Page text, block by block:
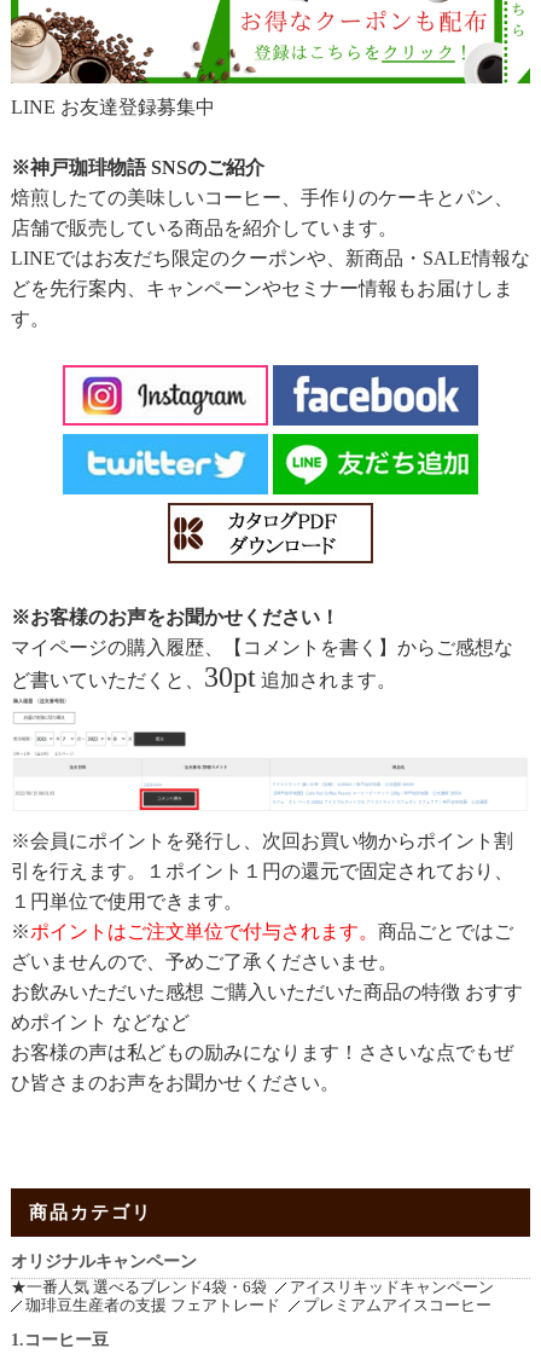
LINE お友達登録募集中
※神戸珈琲物語 SNSのご紹介
焙煎したての美味しいコーヒー、手作りのケーキとパン、
店舗で販売している商品を紹介しています。
LINEではお友だち限定のクーポンや、新商品・SALE情報な
どを先行案内、キャンペーンやセミナー情報もお届けしま
す。
※お客様のお声をお聞かせください！
マイページの購入履歴、【コメントを書く】からご感想な
ど書いていただくと、 30pt追加されます。
※会員にポイントを発行し、次回お買い物からポイント割
引を行えます。１ポイント１円の還元で固定されており、
１円単位で使用できます。
※ポイントはご注文単位で付与されます。 商品ごとではご
ざいませんので、予めご了承くださいませ。
お飲みいただいた感想 ご購入いただいた商品の特徴 おすす
めポイント などなど
お客様の声は私どもの励みになります！ささいな点でもぜ
ひ皆さまのお声をお聞かせください。
商品カテゴリ
オリジナルキャンペーン
★一番人気 選べるブレンド4袋・6袋
アイスリキッドキャンペーン
珈琲豆生産者の支援 フェアトレード
プレミアムアイスコーヒー
1.コーヒー豆